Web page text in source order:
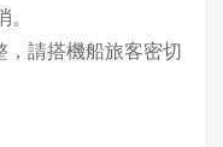
請搭機船旅客密切